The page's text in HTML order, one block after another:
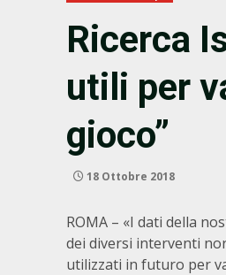
Ricerca
utili per
gioco”
18 Ottobre 2018
ROMA – «I dati della
dei diversi interventi
utilizzati in futuro per